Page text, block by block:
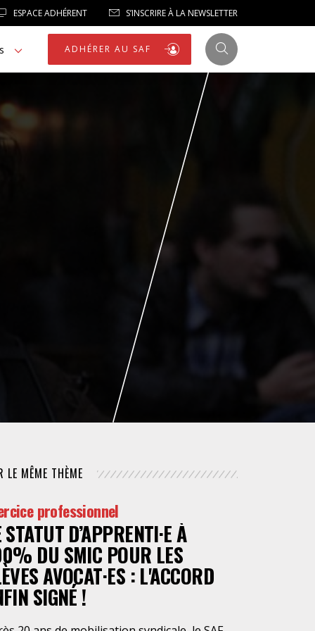
ESPACE ADHÉRENT S’INSCRIRE À LA NEWSLETTER
ADHÉRER AU SAF
JUSTICE
POLICE / MAINTIEN DE L'ORDRE
PROCÉDURE CIVILE
LE MÊME THÈME
professionnel
STATUT D’APPRENTI·E À
DU SMIC POUR LES
AVOCAT·ES : L'ACCORD
SIGNÉ !